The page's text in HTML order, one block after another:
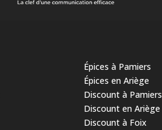
Épices à Pamiers
Épices en Ariège
Discount à Pamiers
Discount en Ariège
Discount à Foix